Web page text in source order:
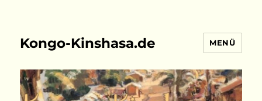
Kongo-Kinshasa.de MENÜ